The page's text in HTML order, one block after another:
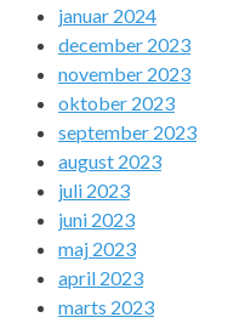
januar 2024
december 2023
november 2023
oktober 2023
september 2023
august 2023
juli 2023
juni 2023
maj 2023
april 2023
marts 2023